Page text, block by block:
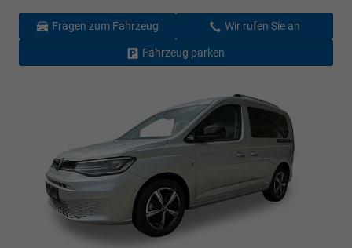
Fragen zum Fahrzeug Wir rufen Sie an
Fahrzeug parken